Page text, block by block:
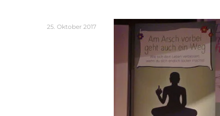
25. Oktober 2017